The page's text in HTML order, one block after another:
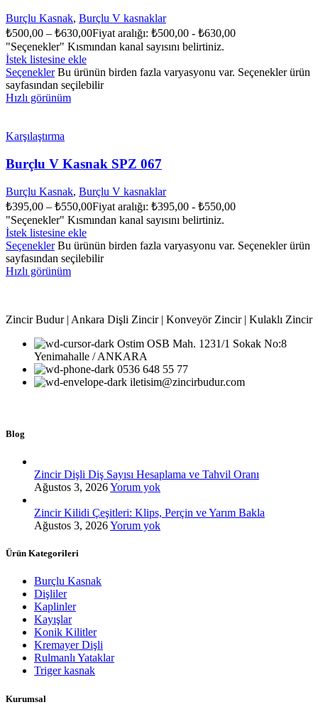
Burçlu Kasnak, Burçlu V kasnaklar
₺500,00 – ₺630,00Fiyat aralığı: ₺500,00 - ₺630,00
"Seçenekler" Kısmından kanal sayısını belirtiniz.
İstek listesine ekle
SeçeneklerBu ürünün birden fazla varyasyonu var. Seçenekler ürün
sayfasından seçilebilir
Hızlı görünüm
Karşılaştırma
Burçlu V Kasnak SPZ 067
Burçlu Kasnak, Burçlu V kasnaklar
₺395,00 – ₺550,00Fiyat aralığı: ₺395,00 - ₺550,00
"Seçenekler" Kısmından kanal sayısını belirtiniz.
İstek listesine ekle
SeçeneklerBu ürünün birden fazla varyasyonu var. Seçenekler ürün
sayfasından seçilebilir
Hızlı görünüm
Zincir Budur | Ankara Dişli Zincir | Konveyör Zincir | Kulaklı Zincir
Ostim OSB Mah. 1231/1 Sokak No:8
Yenimahalle / ANKARA
0536 648 55 77
iletisim@zincirbudur.com
Blog
Zincir Dişli Diş Sayısı Hesaplama ve Tahvil Oranı
Ağustos 3, 2026Yorum yok
Zincir Kilidi Çeşitleri: Klips, Perçin ve Yarım Bakla
Ağustos 3, 2026Yorum yok
Ürün Kategorileri
Burçlu Kasnak
Dişliler
Kaplinler
Kayışlar
Konik Kilitler
Kremayer Dişli
Rulmanlı Yataklar
Triger kasnak
Kurumsal